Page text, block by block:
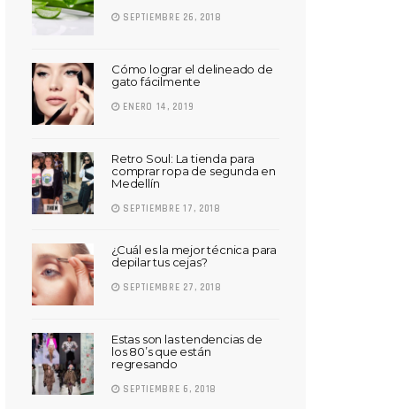
SEPTIEMBRE 26, 2018
Cómo lograr el delineado de
gato fácilmente
ENERO 14, 2019
Retro Soul: La tienda para
comprar ropa de segunda en
Medellín
SEPTIEMBRE 17, 2018
¿Cuál es la mejor técnica para
depilar tus cejas?
SEPTIEMBRE 27, 2018
Estas son las tendencias de
los 80’s que están
regresando
SEPTIEMBRE 6, 2018